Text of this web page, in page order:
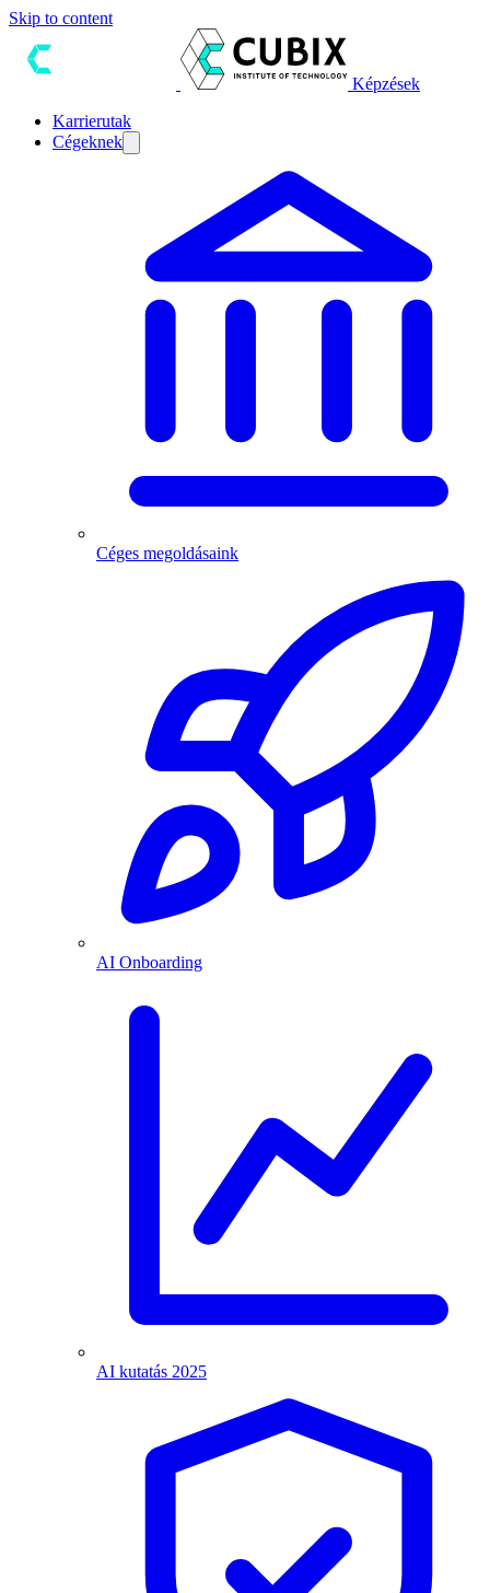
Skip to content
Képzések
Karrierutak
Cégeknek
Céges megoldásaink
AI Onboarding
AI kutatás 2025